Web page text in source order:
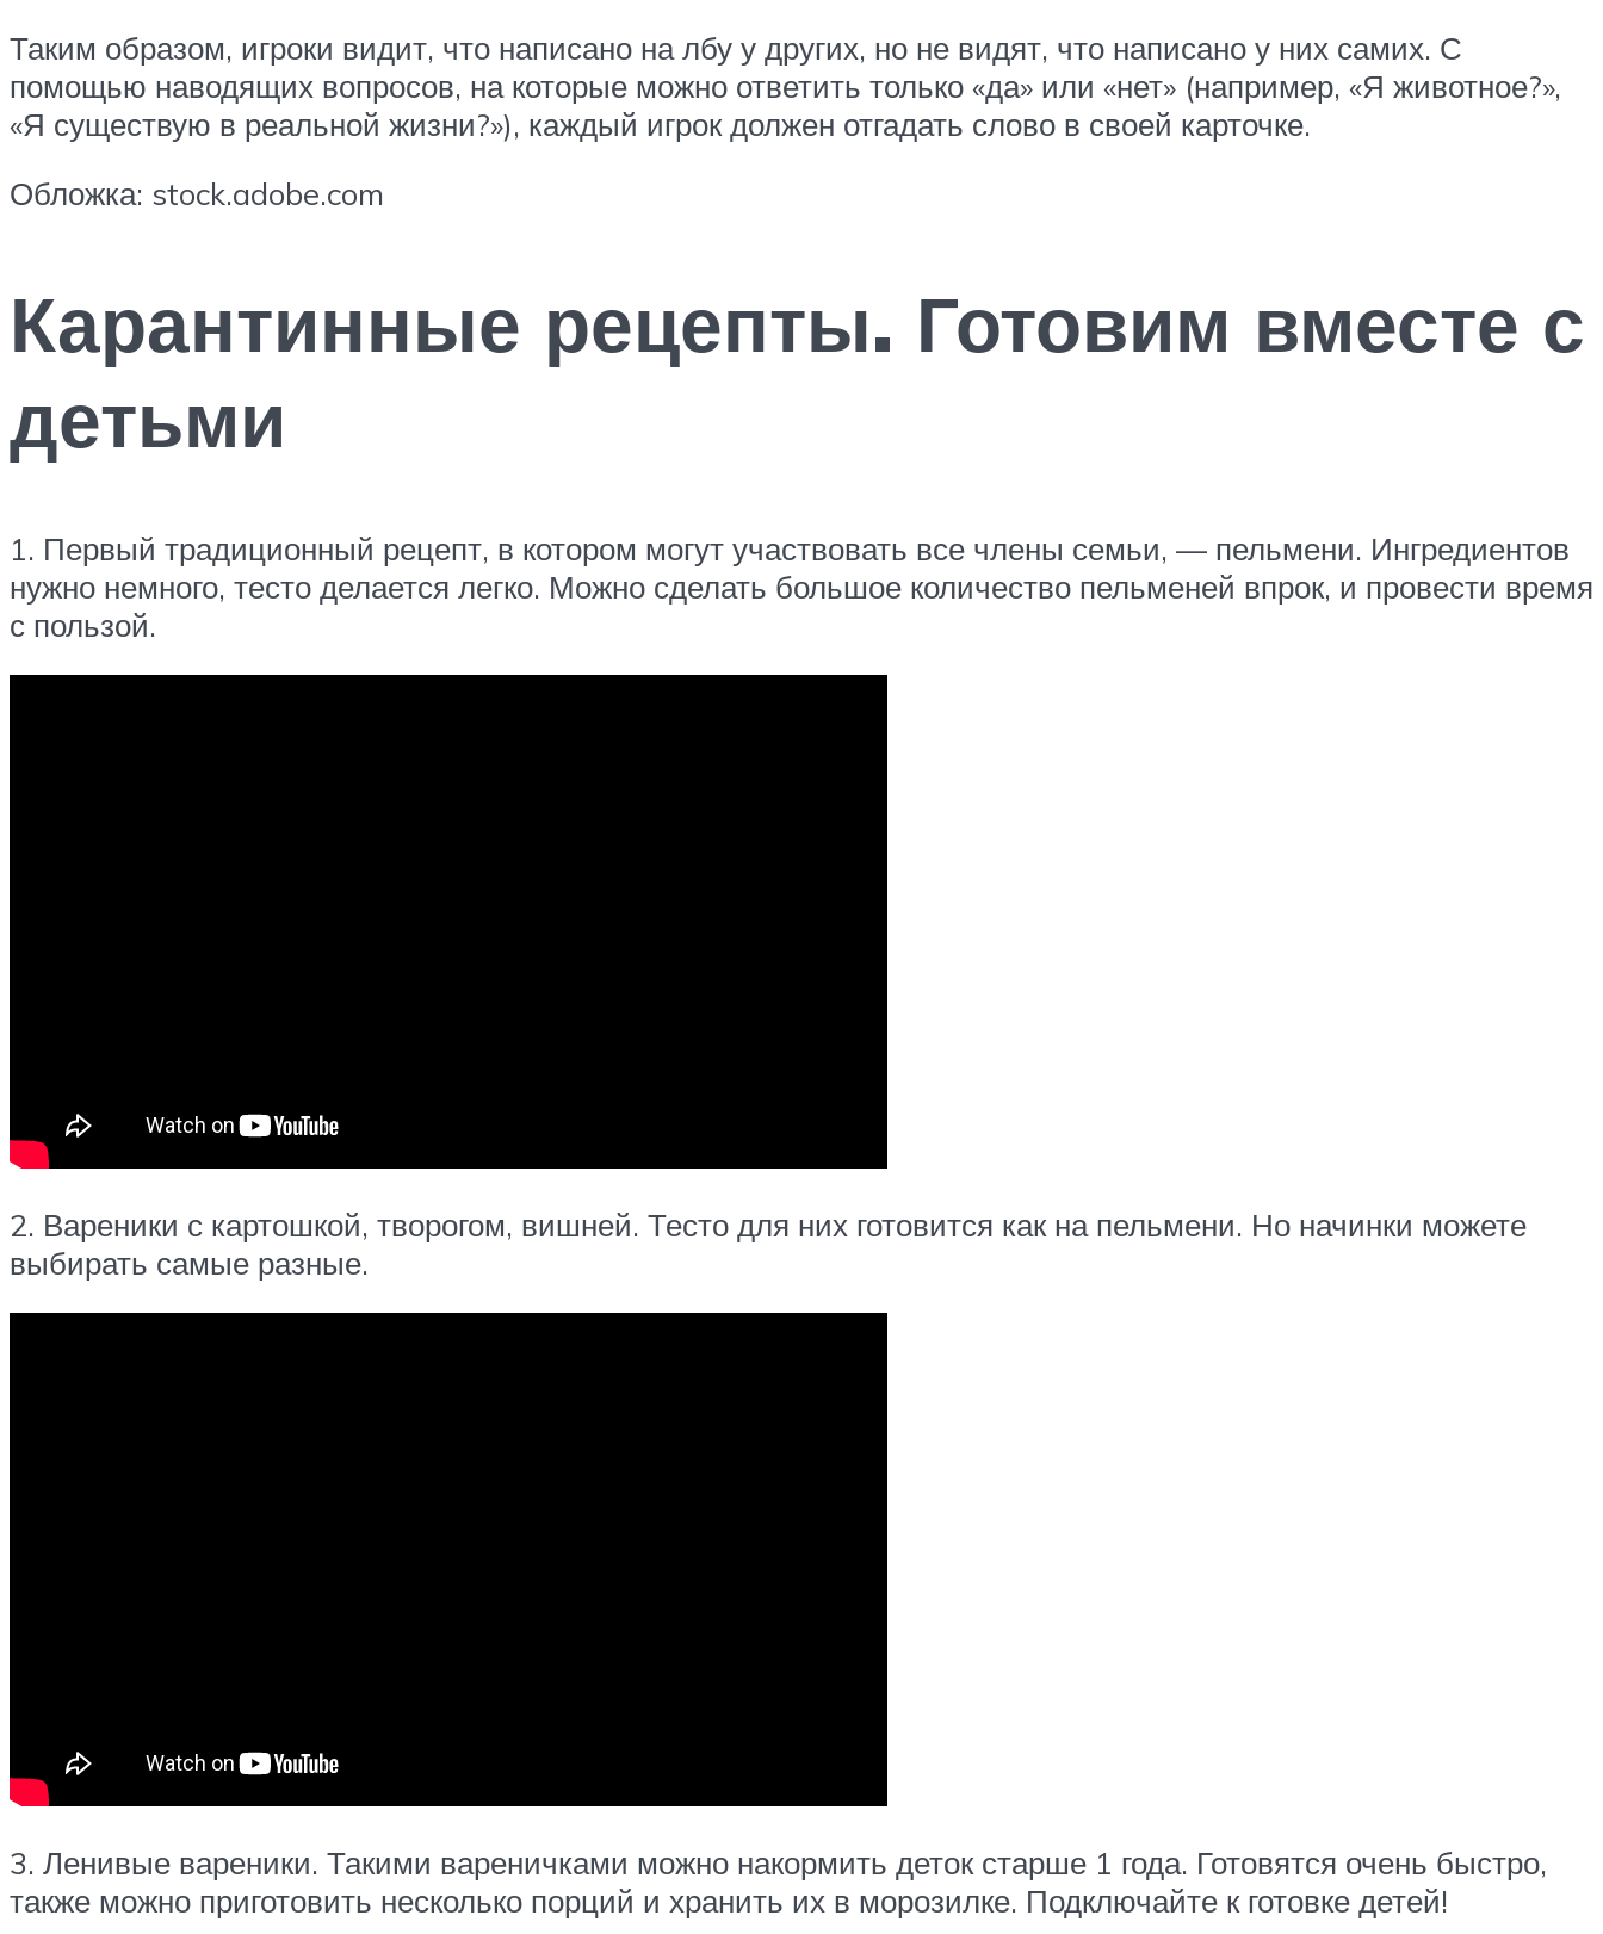
Таким образом, игроки видит, что написано на лбу у других, но не видят, что написано у них самих. С
помощью наводящих вопросов, на которые можно ответить только «да» или «нет» (например, «Я животное?»,
«Я существую в реальной жизни?»), каждый игрок должен отгадать слово в своей карточке.
Обложка: stock.adobe.com
Карантинные рецепты. Готовим вместе с
детьми
1. Первый традиционный рецепт, в котором могут участвовать все члены семьи, — пельмени. Ингредиентов
нужно немного, тесто делается легко. Можно сделать большое количество пельменей впрок, и провести время
с пользой.
2. Вареники с картошкой, творогом, вишней. Тесто для них готовится как на пельмени. Но начинки можете
выбирать самые разные.
3. Ленивые вареники. Такими вареничками можно накормить деток старше 1 года. Готовятся очень быстро,
также можно приготовить несколько порций и хранить их в морозилке. Подключайте к готовке детей!